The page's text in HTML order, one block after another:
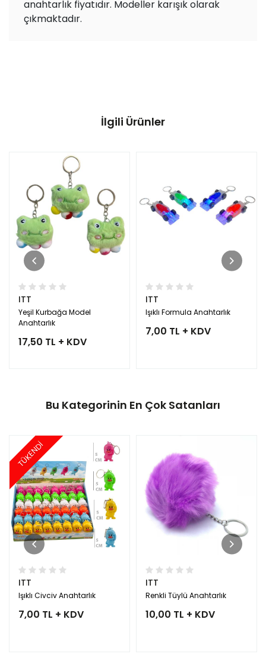
anahtarlık fiyatıdır. Modeller karışık olarak
çıkmaktadır.
İlgili Ürünler
ITT
Yeşil Kurbağa Model
Anahtarlık
17,50 TL + KDV
ITT
Işıklı Formula Anahtarlık
7,00 TL + KDV
Bu Kategorinin En Çok Satanları
TÜKENDİ
ITT
Işıklı Civciv Anahtarlık
7,00 TL + KDV
ITT
Renkli Tüylü Anahtarlık
10,00 TL + KDV